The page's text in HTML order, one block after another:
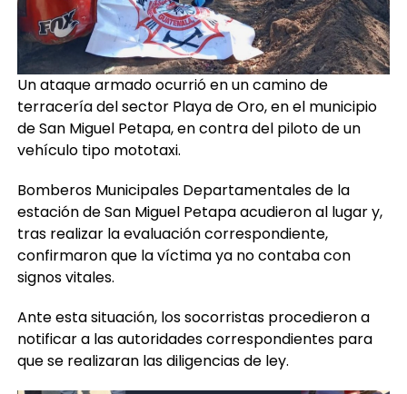
Un ataque armado ocurrió en un camino de
terracería del sector Playa de Oro, en el municipio
de San Miguel Petapa, en contra del piloto de un
vehículo tipo mototaxi.
Bomberos Municipales Departamentales de la
estación de San Miguel Petapa acudieron al lugar y,
tras realizar la evaluación correspondiente,
confirmaron que la víctima ya no contaba con
signos vitales.
Ante esta situación, los socorristas procedieron a
notificar a las autoridades correspondientes para
que se realizaran las diligencias de ley.